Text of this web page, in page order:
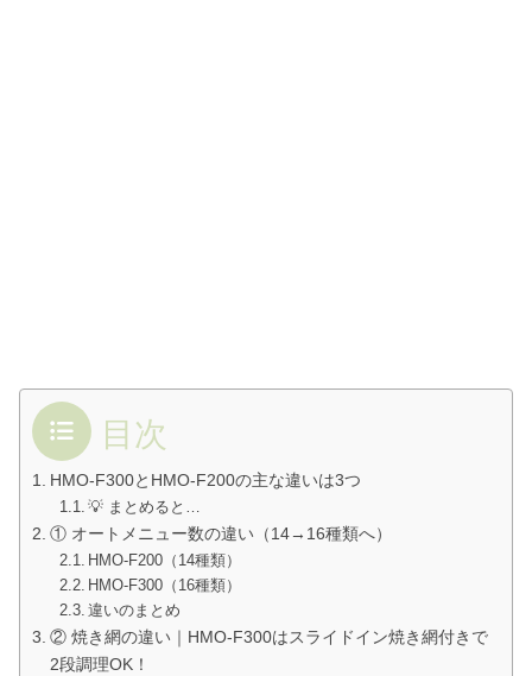
目次
HMO-F300とHMO-F200の主な違いは3つ
💡 まとめると…
① オートメニュー数の違い（14→16種類へ）
HMO-F200（14種類）
HMO-F300（16種類）
違いのまとめ
② 焼き網の違い｜HMO-F300はスライドイン焼き網付きで
2段調理OK！